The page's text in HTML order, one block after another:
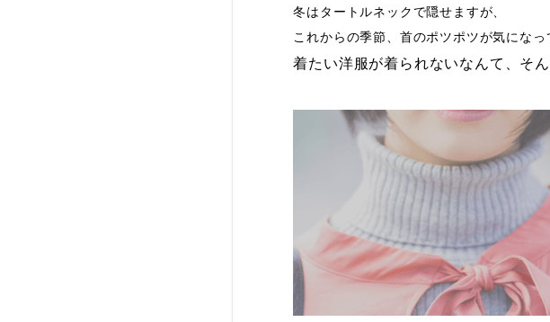
冬はタートルネックで隠せますが、
これからの季節、首のポツポツが気になっ
着たい洋服が着られないなんて、そん